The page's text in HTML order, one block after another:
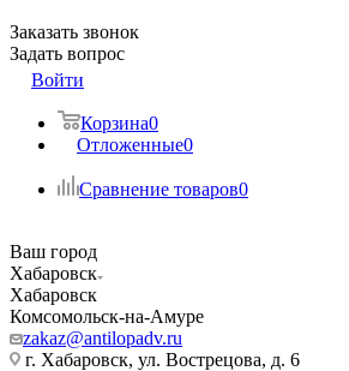
Заказать звонок
Задать вопрос
Войти
Корзина0
Отложенные0
Сравнение товаров0
Ваш город
Хабаровск
Хабаровск
Комсомольск-на-Амуре
zakaz@antilopadv.ru
г. Хабаровск, ул. Вострецова, д. 6